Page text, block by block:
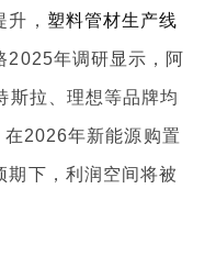
， 塑料管材生产线
年调研显示，阿
斯拉、理想等品牌均
在2026年新能源购置
期下，利润空间将被